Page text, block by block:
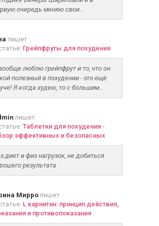
очередь меняю свои...
пишет
Грейпфруты для похудения
люблю грейпфрут и то, что он
полезный в похудении - это ещё
Я когда худею, то с большим...
пишет
Таблетки для похудения -
эффективных и безопасных
диет и физ нагрузок, не добиться
результата
Мирропишет
L карнитин: принцип действия,
и противопоказания